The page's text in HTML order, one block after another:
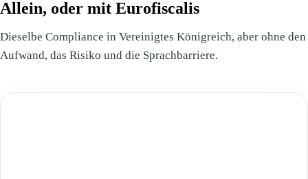
Allein, oder mit Eurofiscalis
Dieselbe Compliance in Vereinigtes Königreich, aber ohne den
Aufwand, das Risiko und die Sprachbarriere.